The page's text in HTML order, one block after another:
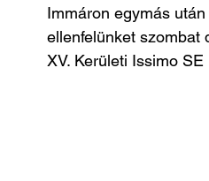
Immáron egymás
ellenfelünket szombat
XV. Kerületi Issimo SE